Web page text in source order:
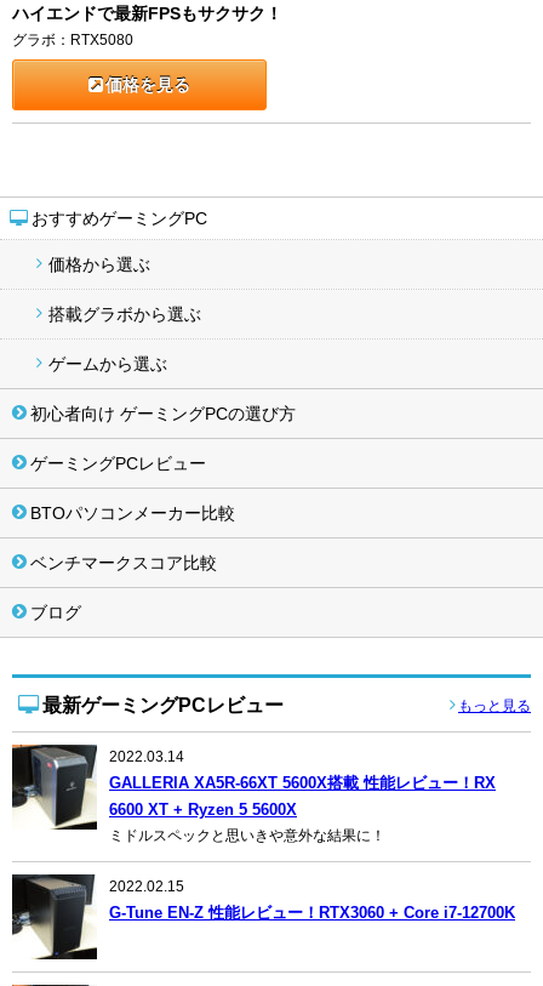
おすすめゲーミングPC
価格から選ぶ
搭載グラボから選ぶ
ゲームから選ぶ
初心者向け ゲーミングPCの選び方
ゲーミングPCレビュー
BTOパソコンメーカー比較
ベンチマークスコア比較
ブログ
最新ゲーミングPCレビュー もっと見る
2022.03.14
GALLERIA XA5R-66XT 5600X搭載 性能レビュー！RX
6600 XT + Ryzen 5 5600X
ミドルスペックと思いきや意外な結果に！
2022.02.15
G-Tune EN-Z 性能レビュー！RTX3060 + Core i7-12700K
ハイエンドで最新FPSもサクサク！
グラボ：RTX5080
価格を見る